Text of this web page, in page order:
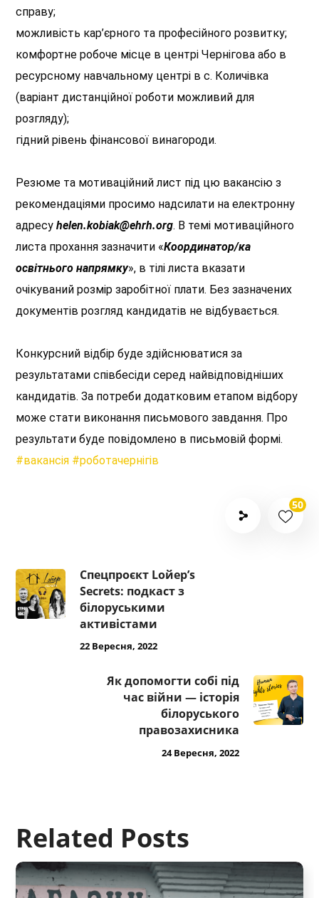
справу;
можливість кар’єрного та професійного розвитку;
комфортне робоче місце в центрі Чернігова або в
ресурсному навчальному центрі в с. Количівка
(варіант дистанційної роботи можливий для
розгляду);
гідний рівень фінансової винагороди.
Резюме та мотиваційний лист під цю вакансію з
рекомендаціями просимо надсилати на електронну
адресуhelen.kobiak@ehrh.org. В темі мотиваційного
листа прохання зазначити «Координатор/ка
освітнього напрямку», в тілі листа вказати
очікуваний розмір заробітної плати. Без зазначених
документів розгляд кандидатів не відбувається.
Конкурсний відбір буде здійснюватися за
результатами співбесіди серед найвідповідніших
кандидатів. За потреби додатковим етапом відбору
може стати виконання письмового завдання. Про
результати буде повідомлено в письмовій формі.
#вакансія #роботачернігів
50
Спецпроєкт Lойер’s
Secrets: подкаст з
білоруськими
активістами
22 Вересня, 2022
Як допомогти собі під
час війни — історія
білоруського
правозахисника
24 Вересня, 2022
Related Posts